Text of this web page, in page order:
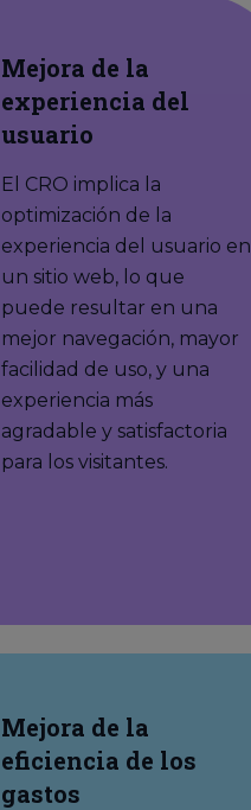
Mejora de la
experiencia del
usuario
El CRO implica la
optimización de la
experiencia del usuario en
un sitio web, lo que
puede resultar en una
mejor navegación, mayor
facilidad de uso, y una
experiencia más
agradable y satisfactoria
para los visitantes.
Mejora de la
eficiencia de los
gastos